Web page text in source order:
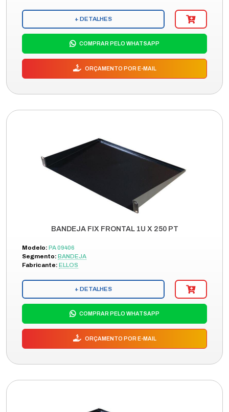
+ DETALHES
COMPRAR PELO WHATSAPP
ORÇAMENTO POR E-MAIL
BANDEJA FIX FRONTAL 1U X 250 PT
Modelo: PA 09406
Segmento: BANDEJA
Fabricante: ELLOS
+ DETALHES
COMPRAR PELO WHATSAPP
ORÇAMENTO POR E-MAIL